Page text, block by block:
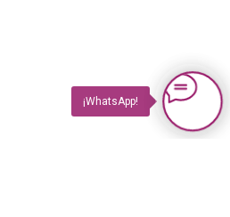
¡WhatsApp!